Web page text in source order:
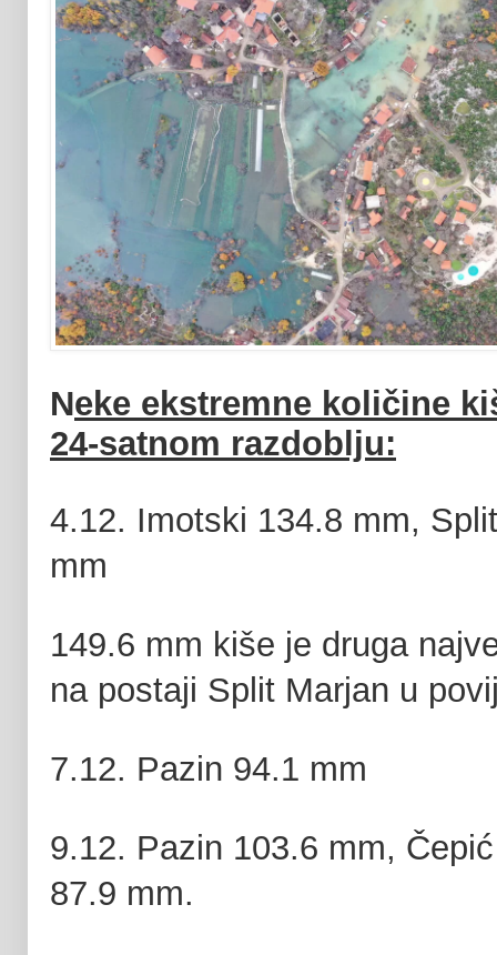
Neke ekstremne količine
24-satnom razdoblju:
4.12. Imotski 134.8 mm,
mm
149.6 mm kiše je druga
na postaji Split Marjan u
7.12. Pazin 94.1 mm
9.12. Pazin 103.6 mm,
87.9 mm.